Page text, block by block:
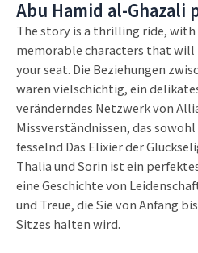
Abu Hamid al-Ghazali
The story is a thrilling ride,
memorable characters that will
your seat. Die Beziehungen
waren vielschichtig, ein
veränderndes Netzwerk von
Missverständnissen, das
fesselnd Das Elixier der
Thalia und Sorin ist ein
eine Geschichte von
und Treue, die Sie von Anfang
Sitzes halten wird.